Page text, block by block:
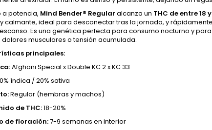
a potencia, Mind Bender® Regular alcanza un THC de entre 18
calmante, ideal para desconectar tras la jornada, y
Es una genética perfecta para consumo nocturno y
dolores musculares o tensión acumulada.
principales:
Afghani Special x Double KC 2 x KC 33
índica / 20% sativa
Regular (hembras y machos)
de THC:18-20%
de floración:7-9 semanas en interior